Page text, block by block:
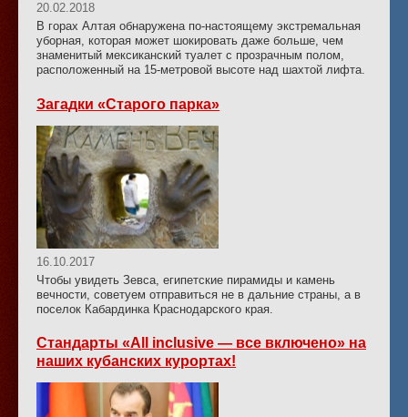
20.02.2018
В горах Алтая обнаружена по-настоящему экстремальная
уборная, которая может шокировать даже больше, чем
знаменитый мексиканский туалет с прозрачным полом,
расположенный на 15-метровой высоте над шахтой лифта.
Загадки «Старого парка»
16.10.2017
Чтобы увидеть Зевса, египетские пирамиды и камень
вечности, советуем отправиться не в дальние страны, а в
поселок Кабардинка Краснодарского края.
Стандарты «All inclusive — все включено» на
наших кубанских курортах!